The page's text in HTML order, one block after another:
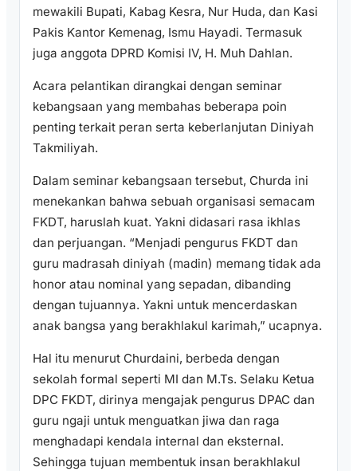
mewakili Bupati, Kabag Kesra, Nur Huda, dan Kasi
Pakis Kantor Kemenag, Ismu Hayadi. Termasuk
juga anggota DPRD Komisi IV, H. Muh Dahlan.
Acara pelantikan dirangkai dengan seminar
kebangsaan yang membahas beberapa poin
penting terkait peran serta keberlanjutan Diniyah
Takmiliyah.
Dalam seminar kebangsaan tersebut, Churda ini
menekankan bahwa sebuah organisasi semacam
FKDT, haruslah kuat. Yakni didasari rasa ikhlas
dan perjuangan. “Menjadi pengurus FKDT dan
guru madrasah diniyah (madin) memang tidak ada
honor atau nominal yang sepadan, dibanding
dengan tujuannya. Yakni untuk mencerdaskan
anak bangsa yang berakhlakul karimah,” ucapnya.
Hal itu menurut Churdaini, berbeda dengan
sekolah formal seperti MI dan M.Ts. Selaku Ketua
DPC FKDT, dirinya mengajak pengurus DPAC dan
guru ngaji untuk menguatkan jiwa dan raga
menghadapi kendala internal dan eksternal.
Sehingga tujuan membentuk insan berakhlakul